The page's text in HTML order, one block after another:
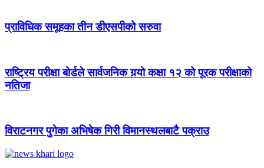
प्राविधिक समूहका तीन डीएसपीको सरुवा
राष्ट्रिय परीक्षा बोर्डले सार्वजनिक गर्‍यो कक्षा १२ को पूरक परीक्षाको
नतिजा
विराटनगर पुगेका अभिषेक गिरी विमानस्थलबाटै पक्राउ